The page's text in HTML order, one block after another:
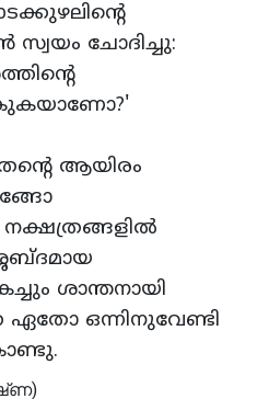
ചോദിച്ചു:
ആയിരം
ശാന്തനായി
ഏതോ ഒന്നിനുവേണ്ടി